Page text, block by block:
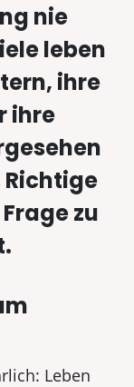
nie
leben
ihre
ihre
Richtige
zu
Leben